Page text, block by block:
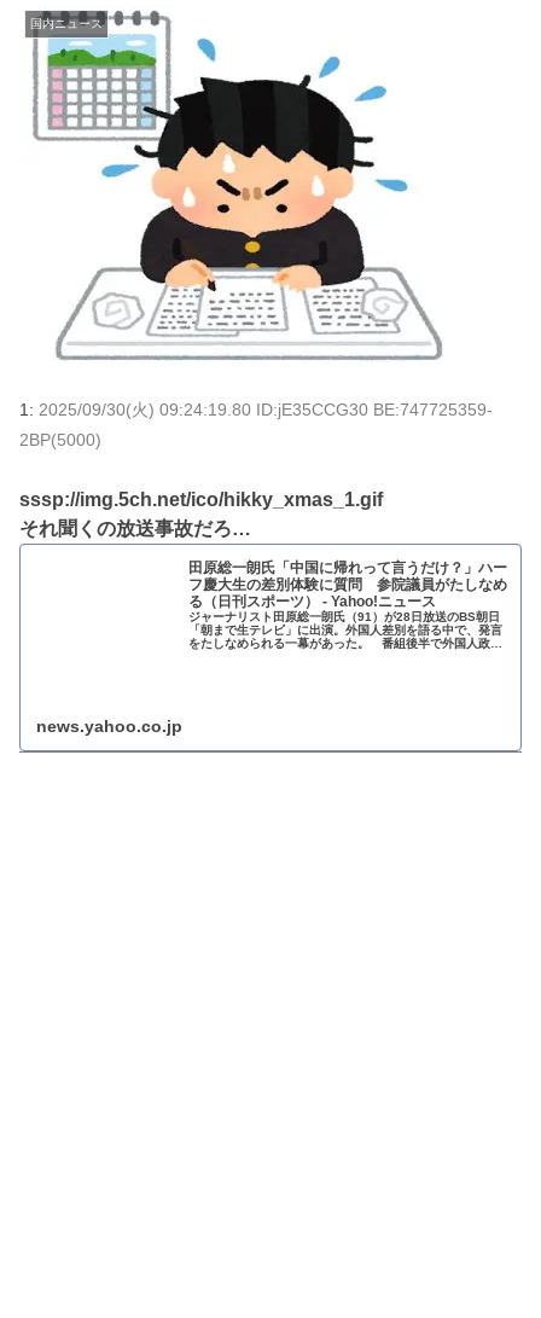
国内ニュース
1: 2025/09/30(火) 09:24:19.80 ID:jE35CCG30 BE:747725359-
2BP(5000)
sssp://img.5ch.net/ico/hikky_xmas_1.gif
それ聞くの放送事故だろ…
田原総一朗氏「中国に帰れって言うだけ？」ハー
フ慶大生の差別体験に質問 参院議員がたしなめ
る（日刊スポーツ） - Yahoo!ニュース
ジャーナリスト田原総一朗氏（91）が28日放送のBS朝日
「朝まで生テレビ」に出演。外国人差別を語る中で、発言
をたしなめられる一幕があった。 番組後半で外国人政策
news.yahoo.co.jp